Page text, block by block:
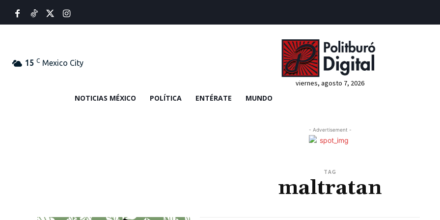
15 C Mexico City
viernes, agosto 7, 2026
NOTICIAS MÉXICO POLÍTICA ENTÉRATE MUNDO
- Advertisement -
TAG
maltratan